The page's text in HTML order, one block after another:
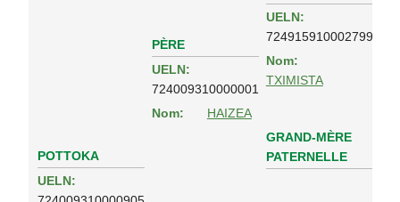
POTTOKA
UELN:
PÈRE
UELN:
724009310000001
Nom:
HAIZEA
UELN:
724915910002799
Nom:
TXIMISTA
GRAND-MÈRE
PATERNELLE